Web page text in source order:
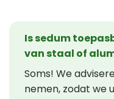
Is sedum
van staal of
Soms! We
nemen, zodat we